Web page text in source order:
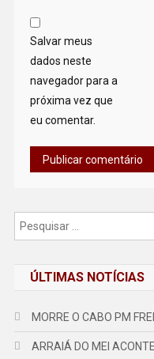
Salvar meus
dados neste
navegador para a
próxima vez que
eu comentar.
ÚLTIMAS NOTÍCIAS
MORRE O CABO PM
ARRAIÁ DO MEI